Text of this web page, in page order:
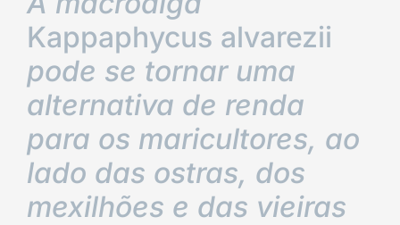
Kappaphycus alvarezii
pode se tornar uma
alternativa de renda
para os maricultores, ao
lado das ostras, dos
mexilhões e das vieiras